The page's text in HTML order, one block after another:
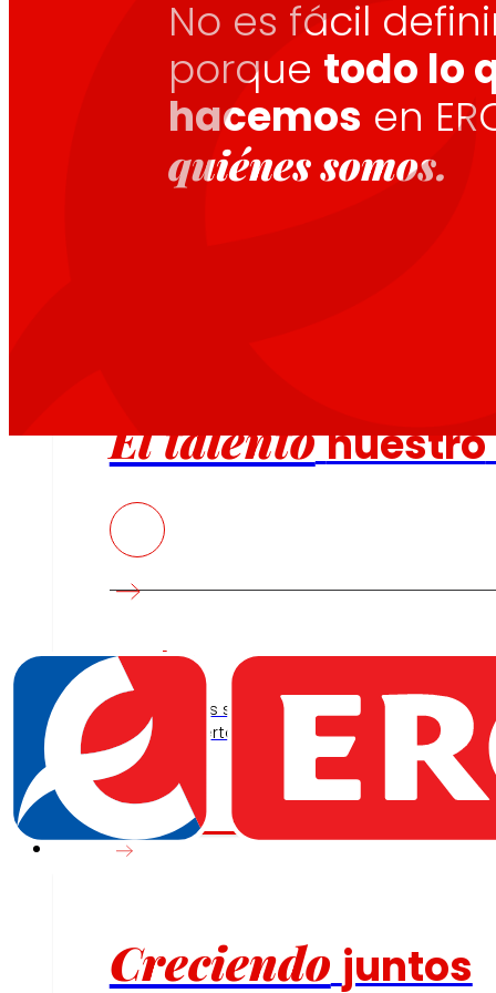
Fomentamosla
alimentación saludable.
El talentonuestro
Empleo
Las personas son el corazón de EROSKI,
nuestras ofertas de trabajo.
Inversores
Creciendo juntos
No es fácil
porque todo lo
hacemos en
quiénes somos.